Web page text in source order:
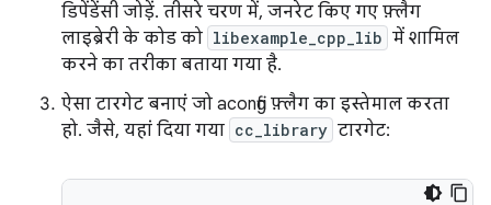
डिपेंडेंसी जोड़ें. तीसरे चरण में, जनरेट किए गए फ़्लैग
लाइब्रेरी के कोड को libexample_cpp_lib में शामिल
करने का तरीका बताया गया है.
ऐसा टारगेट बनाएं जो aconfig फ़्लैग का इस्तेमाल करता
हो. जैसे, यहां दिया गया cc_library टारगेट: